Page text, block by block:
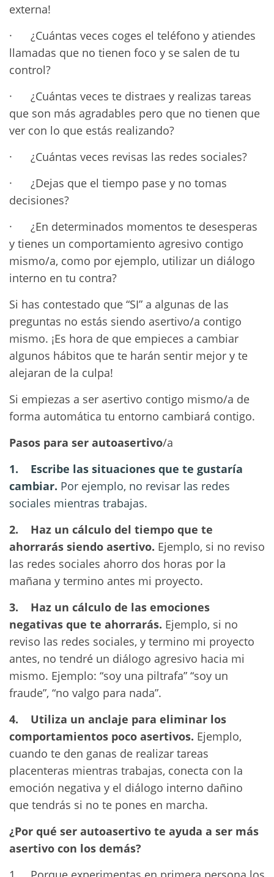
externa!
· ¿Cuántas veces coges el teléfono y atiendes
llamadas que no tienen foco y se salen de tu
control?
· ¿Cuántas veces te distraes y realizas tareas
que son más agradables pero que no tienen que
ver con lo que estás realizando?
· ¿Cuántas veces revisas las redes sociales?
· ¿Dejas que el tiempo pase y no tomas
decisiones?
· ¿En determinados momentos te desesperas
y tienes un comportamiento agresivo contigo
mismo/a, como por ejemplo, utilizar un diálogo
interno en tu contra?
Si has contestado que “SI” a algunas de las
preguntas no estás siendo asertivo/a contigo
mismo. ¡Es hora de que empieces a cambiar
algunos hábitos que te harán sentir mejor y te
alejaran de la culpa!
Si empiezas a ser asertivo contigo mismo/a de
forma automática tu entorno cambiará contigo.
Pasos para ser autoasertivo/a
1. Escribe las situaciones que te gustaría
cambiar. Por ejemplo, no revisar las redes
sociales mientras trabajas.
2. Haz un cálculo del tiempo que te
ahorrarás siendo asertivo. Ejemplo, si no reviso
las redes sociales ahorro dos horas por la
mañana y termino antes mi proyecto.
3. Haz un cálculo de las emociones
negativas que te ahorrarás. Ejemplo, si no
reviso las redes sociales, y termino mi proyecto
antes, no tendré un diálogo agresivo hacia mi
mismo. Ejemplo: “soy una piltrafa” “soy un
fraude”, “no valgo para nada”.
4. Utiliza un anclaje para eliminar los
comportamientos poco asertivos. Ejemplo,
cuando te den ganas de realizar tareas
placenteras mientras trabajas, conecta con la
emoción negativa y el diálogo interno dañino
que tendrás si no te pones en marcha.
¿Por qué ser autoasertivo te ayuda a ser más
asertivo con los demás?